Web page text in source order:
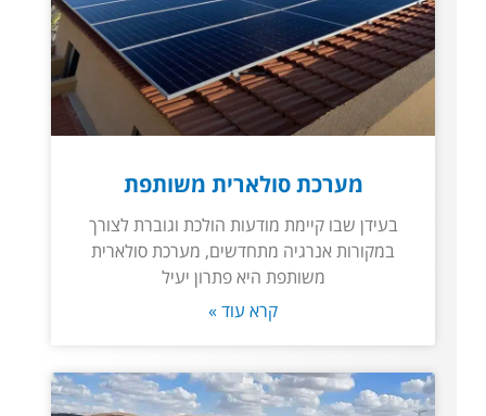
מערכת סולארית משותפת
בעידן שבו קיימת מודעות הולכת וגוברת לצורך
במקורות אנרגיה מתחדשים, מערכת סולארית
משותפת היא פתרון יעיל
קרא עוד »